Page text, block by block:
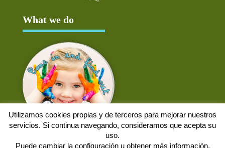
What we do
Utilizamos cookies propias y de terceros para mejorar nuestros
servicios. Si continua navegando, consideramos que acepta su
uso.
Puede cambiar la configuración u obtener más información.